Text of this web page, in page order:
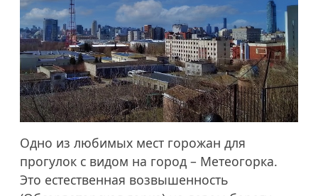
Одно из любимых мест горожан для
прогулок с видом на город – Метеогорка.
Это естественная возвышенность